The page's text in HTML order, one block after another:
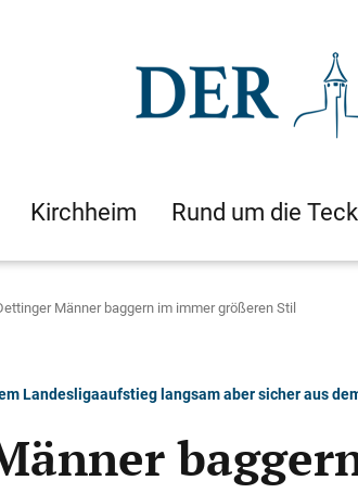
Kirchheim Rund um die Teck
Männer baggern im immer größeren Stil
Landesligaaufstieg langsam aber sicher aus